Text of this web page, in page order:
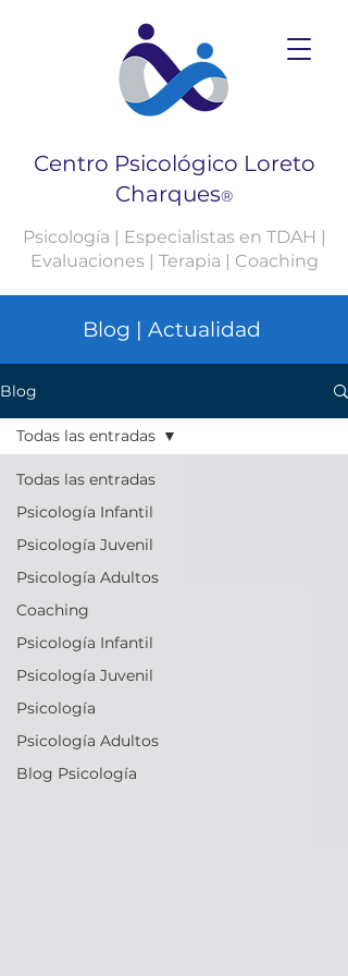
Centro Psicológico Loreto
Charques®
Psicología | Especialistas en TDAH |
Evaluaciones | Terapia | Coaching
Blog | Actualidad
Blog
Todas las entradas
Psicología Infantil
Psicología Juvenil
Psicología Adultos
Coaching
Psicología Infantil
Psicología Juvenil
Psicología
Psicología Adultos
Blog Psicología
Todas las entradas